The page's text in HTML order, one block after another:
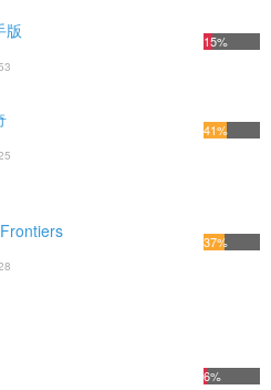
版 15%
41%
37%
6%